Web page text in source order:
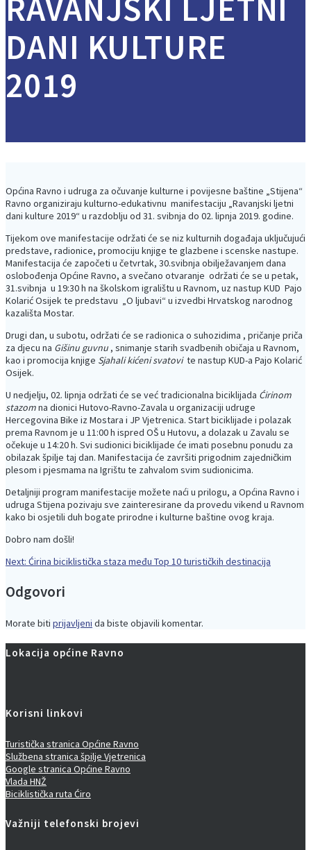
RAVANJSKI LJETNI
DANI KULTURE
2019
Općina Ravno i udruga za očuvanje kulturne i povijesne baštine „Stijena“
Ravno organiziraju kulturno-edukativnu manifestaciju „Ravanjski ljetni
dani kulture 2019“ u razdoblju od 31. svibnja do 02. lipnja 2019. godine.
Tijekom ove manifestacije održati će se niz kulturnih događaja uključujući
predstave, radionice, promociju knjige te glazbene i scenske nastupe.
Manifestacija će započeti u četvrtak, 30.svibnja obilježavanjem dana
oslobođenja Općine Ravno, a svečano otvaranje održati će se u petak,
31.svibnja u 19:30 h na školskom igralištu u Ravnom, uz nastup KUD Pajo
Kolarić Osijek te predstavu „O ljubavi“ u izvedbi Hrvatskog narodnog
kazališta Mostar.
Drugi dan, u subotu, održati će se radionica o suhozidima , pričanje priča
za djecu na Gišinu guvnu , snimanje starih svadbenih običaja u Ravnom,
kao i promocija knjige Sjahali kićeni svatovite nastup KUD-a Pajo Kolarić
Osijek.
U nedjelju, 02. lipnja održati će se već tradicionalna biciklijada Ćirinom
stazomna dionici Hutovo-Ravno-Zavala u organizaciji udruge
Hercegovina Bike iz Mostara i JP Vjetrenica. Start biciklijade i polazak
prema Ravnom je u 11:00 h ispred OŠ u Hutovu, a dolazak u Zavalu se
očekuje u 14:20 h. Svi sudionici biciklijade će imati posebnu ponudu za
obilazak špilje taj dan. Manifestacija će završiti prigodnim zajedničkim
plesom i pjesmama na Igrištu te zahvalom svim sudionicima.
Detaljniji program manifestacije možete naći u prilogu, a Općina Ravno i
udruga Stijena pozivaju sve zainteresirane da provedu vikend u Ravnom
kako bi osjetili duh bogate prirodne i kulturne baštine ovog kraja.
Dobro nam došli!
Navigacija
objava
Next: Next
Ćirina biciklistička staza među Top 10 turističkih destinacija
Odgovori
Morate biti prijavljeni da biste objavili komentar.
Lokacija općine Ravno
Korisni linkovi
Turistička stranica Općine Ravno
Službena stranica špilje Vjetrenica
Google stranica Općine Ravno
Vlada HNŽ
Biciklistička ruta Ćiro
Važniji telefonski brojevi